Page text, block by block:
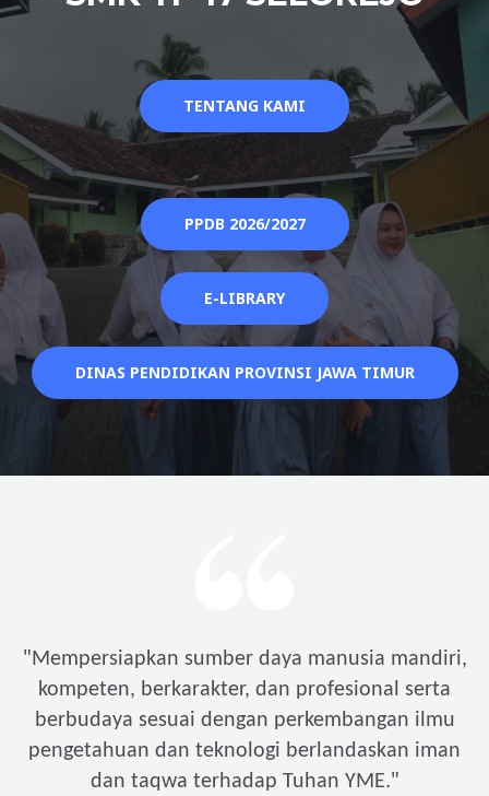
TENTANG KAMI
PPDB 2026/2027
E-LIBRARY
DINAS PENDIDIKAN PROVINSI JAWA TIMUR
"Mempersiapkan sumber daya manusia mandiri,
kompeten, berkarakter, dan profesional serta
berbudaya sesuai dengan perkembangan ilmu
pengetahuan dan teknologi berlandaskan iman
dan taqwa terhadap Tuhan YME."